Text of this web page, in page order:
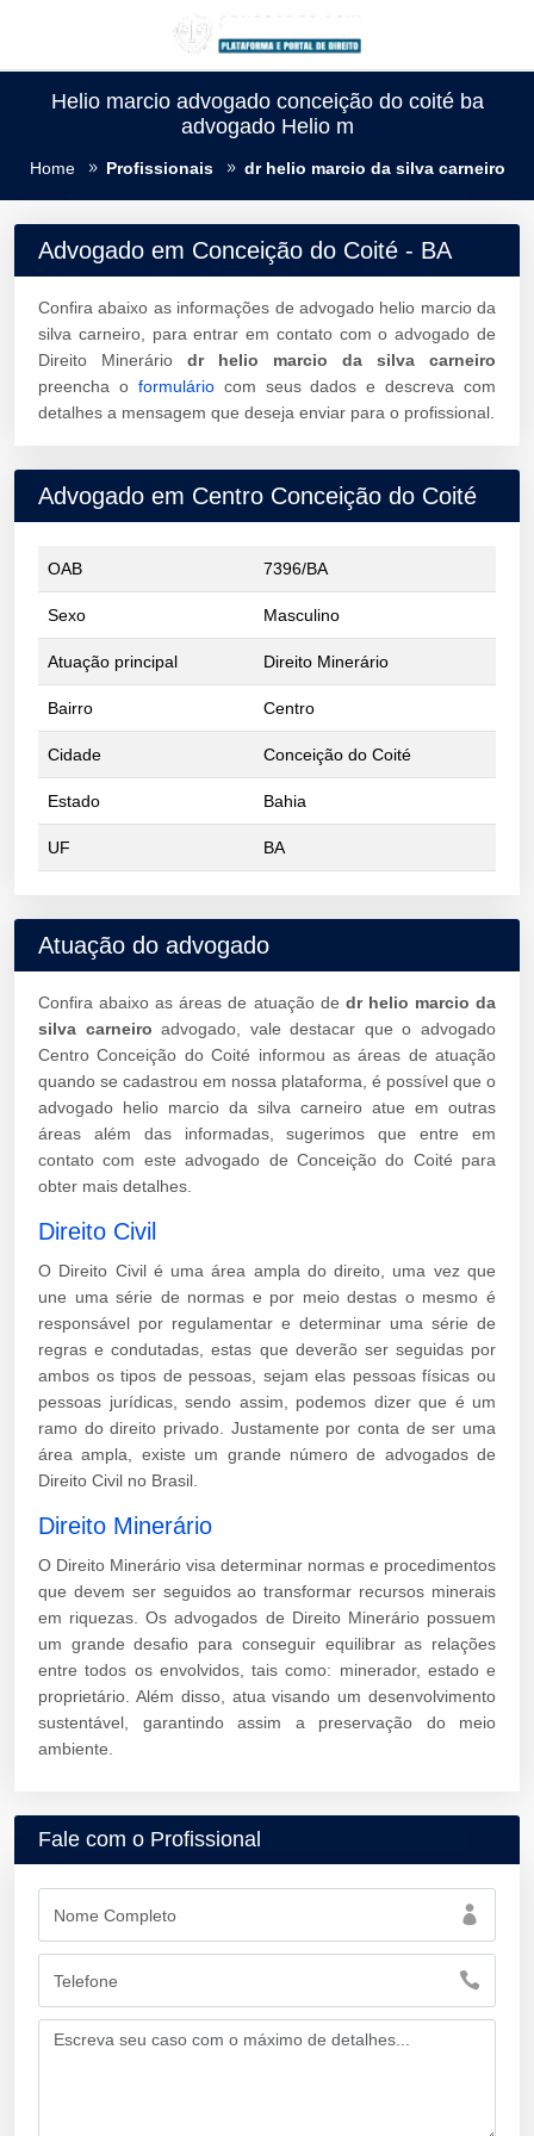
Helio marcio advogado conceição do coité ba
advogado Helio m
Home Profissionais dr helio marcio da silva carneiro
Advogado em Conceição do Coité - BA
Confira abaixo as informações de advogado helio marcio da
silva carneiro, para entrar em contato com o advogado de
Direito Minerário dr helio marcio da silva carneiro
preencha o formuláriocom seus dados e descreva com
detalhes a mensagem que deseja enviar para o profissional.
Advogado em Centro Conceição do Coité
OAB 7396/BA
Sexo Masculino
Atuação principal Direito Minerário
Bairro Centro
Cidade Conceição do Coité
Estado Bahia
UF BA
Atuação do advogado
Confira abaixo as áreas de atuação de dr helio marcio da
silva carneiro advogado, vale destacar que o advogado
Centro Conceição do Coité informou as áreas de atuação
quando se cadastrou em nossa plataforma, é possível que o
advogado helio marcio da silva carneiro atue em outras
áreas além das informadas, sugerimos que entre em
contato com este advogado de Conceição do Coité para
obter mais detalhes.
Direito Civil
O Direito Civil é uma área ampla do direito, uma vez que
une uma série de normas e por meio destas o mesmo é
responsável por regulamentar e determinar uma série de
regras e condutadas, estas que deverão ser seguidas por
ambos os tipos de pessoas, sejam elas pessoas físicas ou
pessoas jurídicas, sendo assim, podemos dizer que é um
ramo do direito privado. Justamente por conta de ser uma
área ampla, existe um grande número de advogados de
Direito Civil no Brasil.
Direito Minerário
O Direito Minerário visa determinar normas e procedimentos
que devem ser seguidos ao transformar recursos minerais
em riquezas. Os advogados de Direito Minerário possuem
um grande desafio para conseguir equilibrar as relações
entre todos os envolvidos, tais como: minerador, estado e
proprietário. Além disso, atua visando um desenvolvimento
sustentável, garantindo assim a preservação do meio
ambiente.
Fale com o Profissional